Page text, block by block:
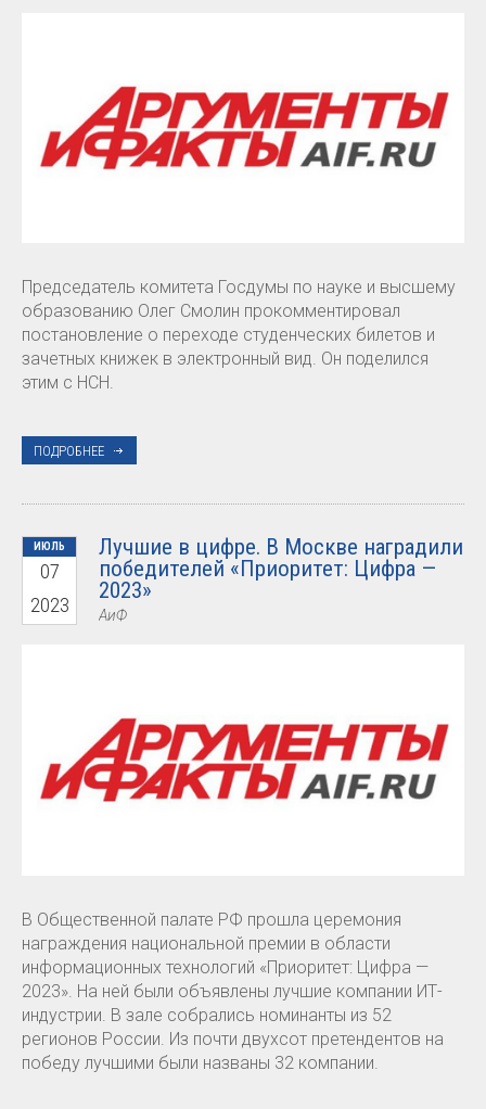
Председатель комитета Госдумы по науке и высшему
образованию Олег Смолин прокомментировал
постановление о переходе студенческих билетов и
зачетных книжек в электронный вид. Он поделился
этим с НСН.
ПОДРОБНЕЕ
ИЮЛЬ
07
2023
Лучшие в цифре. В Москве наградили
победителей «Приоритет: Цифра —
2023»
АиФ
В Общественной палате РФ прошла церемония
награждения национальной премии в области
информационных технологий «Приоритет: Цифра —
2023». На ней были объявлены лучшие компании ИТ-
индустрии. В зале собрались номинанты из 52
регионов России. Из почти двухсот претендентов на
победу лучшими были названы 32 компании.